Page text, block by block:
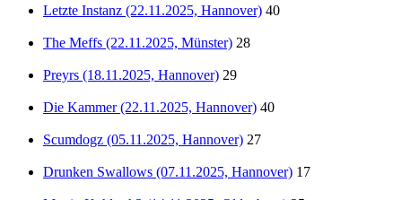
Letzte Instanz (22.11.2025, Hannover) 40
The Meffs (22.11.2025, Münster) 28
Preyrs (18.11.2025, Hannover) 29
Die Kammer (22.11.2025, Hannover) 40
Scumdogz (05.11.2025, Hannover) 27
Drunken Swallows (07.11.2025, Hannover) 17